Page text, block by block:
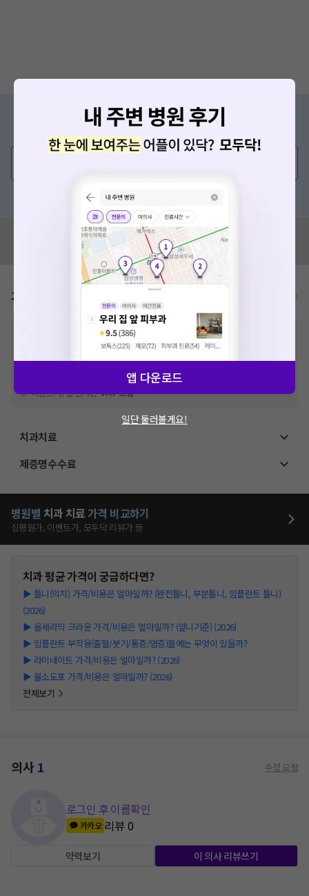
증상/치료, 궁금한 점이 있나요?
의사가 직접 답해드려요!
혹은, 의료상담 서비스에 다양한 게시글 보러가기
혹시 잘못된 병원정보가 있나요?
모두닥 팀에 알려주세요!
가격표
비급여 항목의 경우,추가비용 등으로 실제 가격과 상이할 수 있으니, 정확
한 가격은 해당 의료기관에 직접 문의해주세요.
산정될 수 있는 점 참고 바랍니다.)
※ 이벤트가, 할인가는VAT 포함
치과치료
제증명수수료
병원별 치과 치료가격 비교하기
심평원가, 이벤트가, 모두닥 리뷰가 등
치과평균 가격이 궁금하다면?
▶ 틀니(의치) 가격/비용은 얼마일까? (완전틀니, 부분틀니, 임플란트 틀니)
(2026)
▶ 올세라믹 크라운 가격/비용은 얼마일까? (앞니기준) (2026)
▶ 임플란트 부작용(출혈/붓기/통증/염증)들에는 무엇이 있을까?
▶ 라미네이트 가격/비용은 얼마일까? (2026)
▶ 불소도포 가격/비용은 얼마일까? (2026)
전체보기
의사1 수정 요청
로그인 후 이름확인
카카오 리뷰0
약력보기 이 의사 리뷰쓰기
앱 다운로드
일단 둘러볼게요!